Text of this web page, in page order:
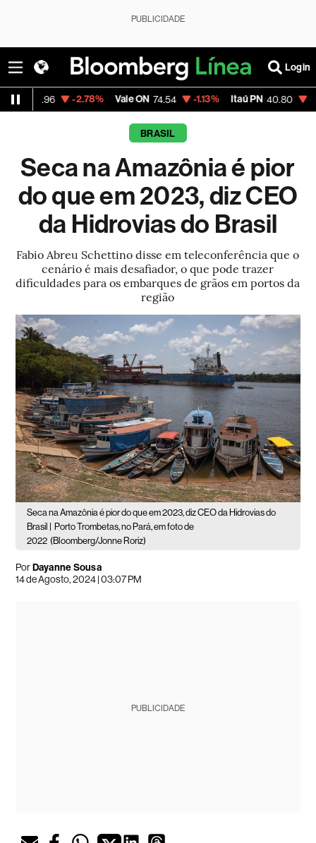
PUBLICIDADE
Login
-2.78% Vale ON 74.54 -1.13% Itaú PN 40.80 -2.46%
BRASIL
Seca na Amazônia é pior
do que em 2023, diz CEO
da Hidrovias do Brasil
Fabio Abreu Schettino disse em teleconferência que o
cenário é mais desafiador, o que pode trazer
dificuldades para os embarques de grãos em portos da
região
Seca na Amazônia é pior do que em 2023, diz CEO da Hidrovias do
Brasil |
Porto Trombetas, no Pará, em foto de
2022 (Bloomberg/Jonne Roriz)
PorDayanne Sousa
14 de Agosto, 2024 | 03:07 PM
PUBLICIDADE